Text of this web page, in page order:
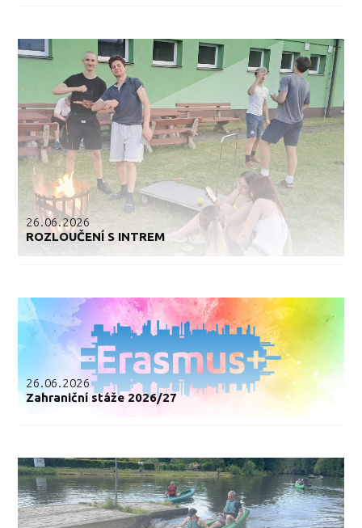
26.06.2026
ROZLOUČENÍ S INTREM
26.06.2026
Zahraniční stáže 2026/27